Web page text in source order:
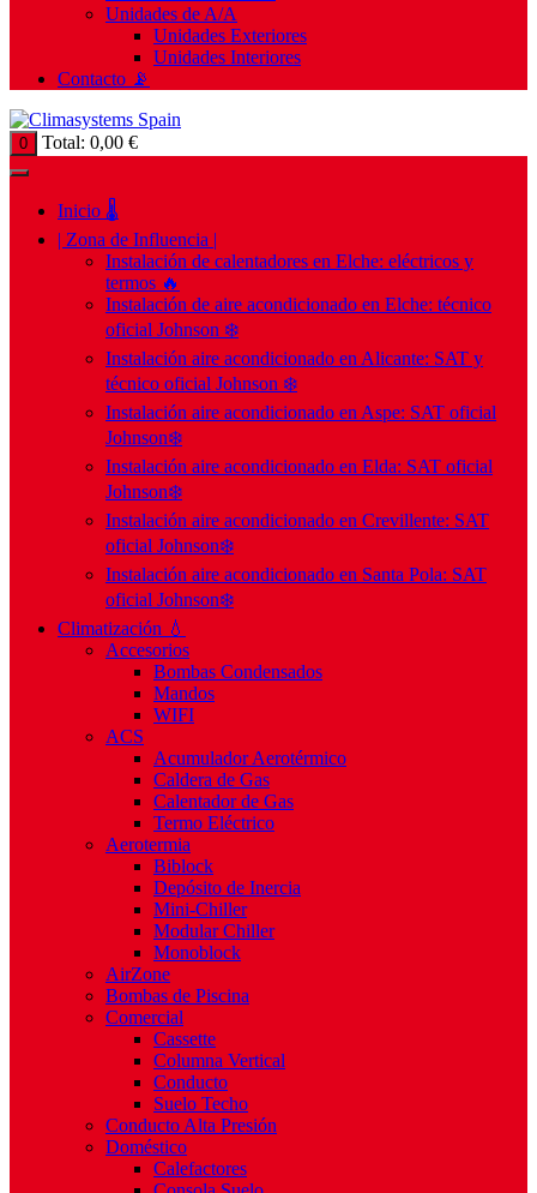
Unidades de A/A
Unidades Exteriores
Unidades Interiores
Contacto 📡
0 Total: 0,00 €
Inicio 🌡️
| Zona de Influencia |
Instalación de calentadores en Elche: eléctricos y
termos 🔥
Instalación de aire acondicionado en Elche: técnico
oficial Johnson ❄️
Instalación aire acondicionado en Alicante: SAT y
técnico oficial Johnson ❄️
Instalación aire acondicionado en Aspe: SAT oficial
Johnson❄️
Instalación aire acondicionado en Elda: SAT oficial
Johnson❄️
Instalación aire acondicionado en Crevillente: SAT
oficial Johnson❄️
Instalación aire acondicionado en Santa Pola: SAT
oficial Johnson❄️
Climatización 💧
Accesorios
Bombas Condensados
Mandos
WIFI
ACS
Acumulador Aerotérmico
Caldera de Gas
Calentador de Gas
Termo Eléctrico
Aerotermia
Biblock
Depósito de Inercia
Mini-Chiller
Modular Chiller
Monoblock
AirZone
Bombas de Piscina
Comercial
Cassette
Columna Vertical
Conducto
Suelo Techo
Conducto Alta Presión
Doméstico
Calefactores